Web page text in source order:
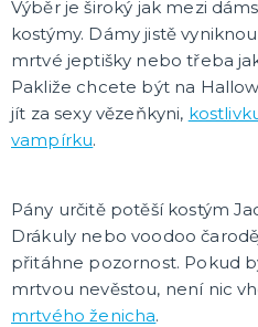
Oblečení a doplňky
Do domácnosti
Dárky podle témat
Dárky podle události
Dárky pro
EKO produkty
Dřevěné produkty
Ostatní dekorace
DALŠÍ KATEGORIE
PÁRTY DOPLŇKY
Piňaty
Výběr je široký jak mezi
kostýmy. Dámy jistě
mrtvé jeptišky nebo třeba
Pakliže chcete být na
jít za sexy vězeňkyni,
vampírku.
Pány určitě potěší kostým
Drákuly nebo voodoo
přitáhne pozornost. Pokud
mrtvou nevěstou, není nic
mrtvého ženicha.